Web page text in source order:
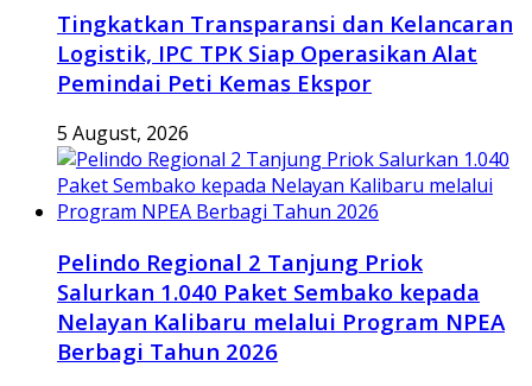
Tingkatkan Transparansi dan Kelancaran
Logistik, IPC TPK Siap Operasikan Alat
Pemindai Peti Kemas Ekspor
5 August, 2026
Pelindo Regional 2 Tanjung Priok
Salurkan 1.040 Paket Sembako kepada
Nelayan Kalibaru melalui Program NPEA
Berbagi Tahun 2026